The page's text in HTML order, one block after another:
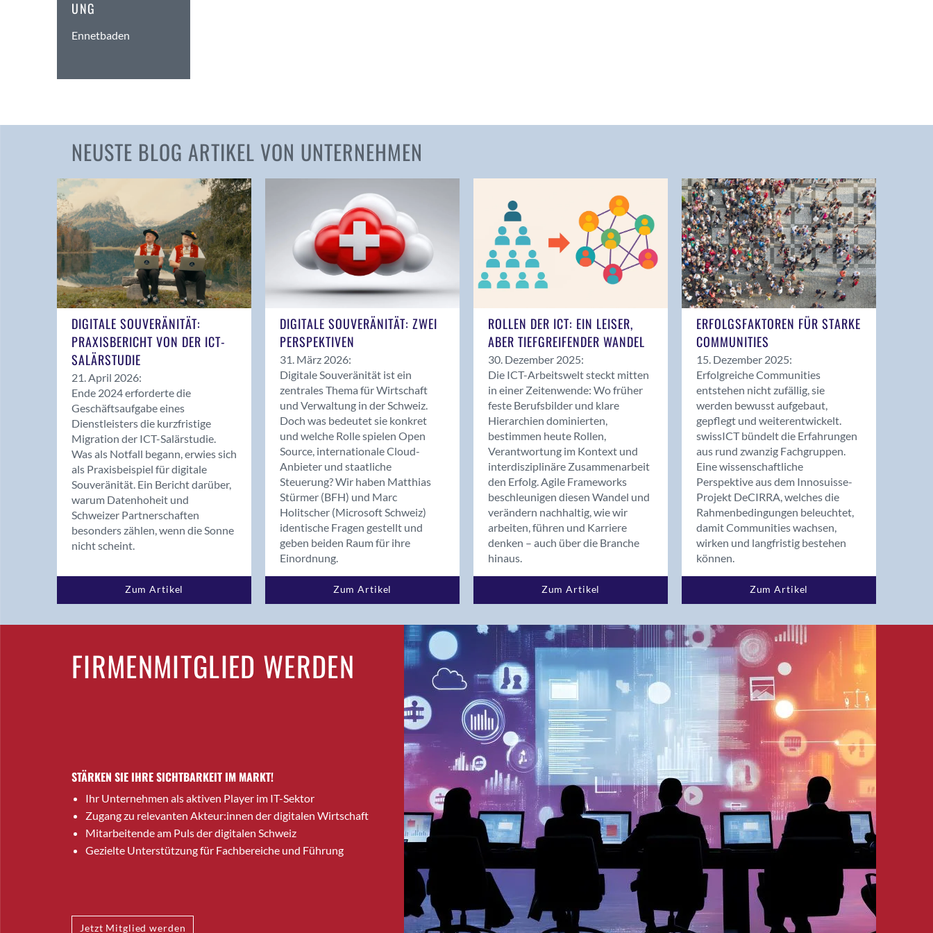
Benken (SG)
Bergdietikon
Berlin
Bern - Liebefeld
Bern-Zollikofen
Biel/Bienne
Bonstetten
Bottighofen
Bremgarten bei Bern
Brig
Brugg
Brugg AG
Brütten
Bubendorf
Bubikon
Buchs (SG)
Burgdorf
Bäretswil
Bülach
Cazis
Davos Platz
Davos Platz 1
Dierikon
UNG
Ennetbaden
NEUSTE BLOG ARTIKEL VON UNTERNEHMEN
DIGITALE SOUVERÄNITÄT:
PRAXISBERICHT VON DER ICT-
SALÄRSTUDIE
21. April 2026:
Ende 2024 erforderte die
Geschäftsaufgabe eines
Dienstleisters die kurzfristige
Migration der ICT-Salärstudie.
Was als Notfall begann, erwies sich
als Praxisbeispiel für digitale
Souveränität. Ein Bericht darüber,
warum Datenhoheit und
Schweizer Partnerschaften
besonders zählen, wenn die Sonne
nicht scheint.
Zum Artikel
DIGITALE SOUVERÄNITÄT: ZWEI
PERSPEKTIVEN
31. März 2026:
Digitale Souveränität ist ein
zentrales Thema für Wirtschaft
und Verwaltung in der Schweiz.
Doch was bedeutet sie konkret
und welche Rolle spielen Open
Source, internationale Cloud-
Anbieter und staatliche
Steuerung? Wir haben Matthias
Stürmer (BFH) und Marc
Holitscher (Microsoft Schweiz)
identische Fragen gestellt und
geben beiden Raum für ihre
Einordnung.
Zum Artikel
ROLLEN DER ICT: EIN LEISER,
ABER TIEFGREIFENDER WANDEL
30. Dezember 2025:
Die ICT-Arbeitswelt steckt mitten
in einer Zeitenwende: Wo früher
feste Berufsbilder und klare
Hierarchien dominierten,
bestimmen heute Rollen,
Verantwortung im Kontext und
interdisziplinäre Zusammenarbeit
den Erfolg. Agile Frameworks
beschleunigen diesen Wandel und
verändern nachhaltig, wie wir
arbeiten, führen und Karriere
denken – auch über die Branche
hinaus.
Zum Artikel
ERFOLGSFAKTOREN FÜR STARKE
COMMUNITIES
15. Dezember 2025:
Erfolgreiche Communities
entstehen nicht zufällig, sie
werden bewusst aufgebaut,
gepflegt und weiterentwickelt.
swissICT bündelt die Erfahrungen
aus rund zwanzig Fachgruppen.
Eine wissenschaftliche
Perspektive aus dem Innosuisse-
Projekt DeCIRRA, welches die
Rahmenbedingungen beleuchtet,
damit Communities wachsen,
wirken und langfristig bestehen
können.
Zum Artikel
FIRMENMITGLIED WERDEN
STÄRKEN SIE IHRE SICHTBARKEIT IM MARKT!
Ihr Unternehmen als aktiven Player im IT-Sektor
Zugang zu relevanten Akteur:innen der digitalen Wirtschaft
Mitarbeitende am Puls der digitalen Schweiz
Gezielte Unterstützung für Fachbereiche und Führung
Jetzt Mitglied werden